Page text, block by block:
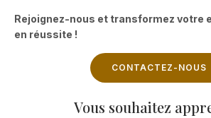
Rejoignez-nous et transformez votre
en réussite !
CONTACTEZ-NOUS
Vous souhaitez